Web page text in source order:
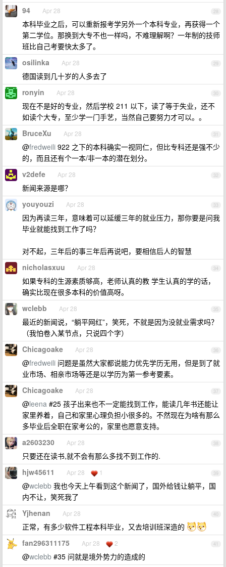
28
94 Apr 28
本科毕业之后，可以重新报考学另外一个本科专业，再获得一个
第二学位。那换到大专不也一样吗，不难理解啊？一年制的技师
班比自己考要快太多了。
29
osilinka Apr 28
德国读到几十岁的人多去了
30
ronyin Apr 28
现在不是好的专业，然后学校 211 以下，读了等于失业，还不
如读个大专，至少学一门手艺，当然自己要努力才可以。。
31
BruceXu Apr 28
@fredweili 922 之下的本科确实一视同仁，但比专科还是强不少
的，而且还有个一本/非一本的潜在划分。
32
v2defe Apr 28
新闻来源是哪？
33
youyouzi Apr 28
因为再读三年，意味着可以延缓三年的就业压力，那你要是问我
毕业就能找到工作了吗？
对不起，三年后的事三年后再说吧，要相信后人的智慧
34
nicholasxuu Apr 28
如果专科的生源素质够高，老师认真的教 学生认真的学的话，
确实比现在很多本科的价值高呀。
35
wclebb Apr 28
最近的新闻说，“躺平网红”，笑死，不就是因为没就业需求吗？
（我怕卷入某节点，只说四个字）
36
Chicagoake Apr 28
@fredweili 问题是虽然大家都说能力优先学历无用，但是到了就
业市场、相亲市场等还是以学历为第一参考要素。
37
Chicagoake Apr 28
@leena #25 孩子出来也不一定能找到工作，能读几年书还能让
家里养着，自己和家里心理负担小很多的。不然现在为啥有那么
多毕业后全职在家考公的，家里也愿意支持。
38
a2603230 Apr 28
只要还在读书,就不会有那么多找不到工作的.
39
hjw45611 Apr 28 1
@wclebb 我也今天上午看到这个新闻了，国外给钱让躺平，国
内不让，笑死我了
40
Yjhenan Apr 28
正常，有多少软件工程本科毕业，又去培训班深造的
41
fan296311175 Apr 28 2
@wclebb #35 问就是境外势力的造成的